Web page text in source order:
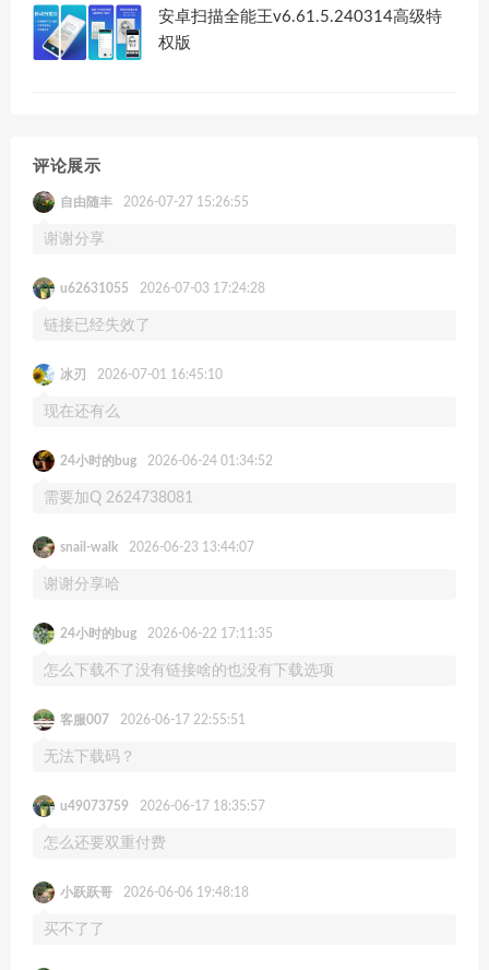
安卓扫描全能王v6.61.5.240314高级特
权版
评论展示
自由随丰 2026-07-27 15:26:55
谢谢分享
u62631055 2026-07-03 17:24:28
链接已经失效了
冰刃 2026-07-01 16:45:10
现在还有么
24小时的bug 2026-06-24 01:34:52
需要加Q 2624738081
snail-walk 2026-06-23 13:44:07
谢谢分享哈
24小时的bug 2026-06-22 17:11:35
怎么下载不了没有链接啥的也没有下载选项
客服007 2026-06-17 22:55:51
无法下载码？
u49073759 2026-06-17 18:35:57
怎么还要双重付费
小跃跃哥 2026-06-06 19:48:18
买不了了